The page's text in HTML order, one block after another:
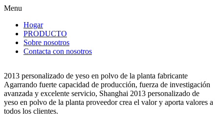
Menu
Hogar
PRODUCTO
Sobre nosotros
Contacta con nosotros
2013 personalizado de yeso en polvo de la planta fabricante
Agarrando fuerte capacidad de producción, fuerza de investigación
avanzada y excelente servicio, Shanghai 2013 personalizado de
yeso en polvo de la planta proveedor crea el valor y aporta valores a
todos los clientes.